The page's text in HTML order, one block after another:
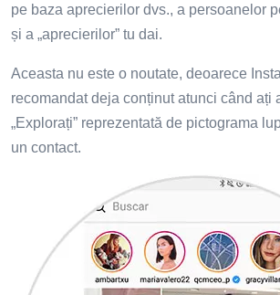
pe baza aprecierilor dvs., a persoanelor
și a „aprecierilor” tu dai.
Aceasta nu este o noutate, deoarece
recomandat deja conținut atunci când ați
„Explorați” reprezentată de pictograma
un contact.